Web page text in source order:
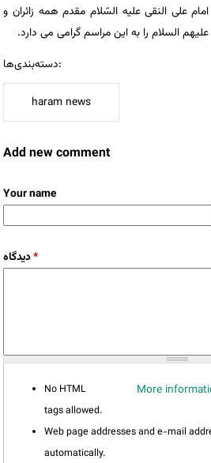
علی النقی علیه السّلام مقدم همه زائران و
السلام را به این مراسم گرامی می دارد.
دسته‌بندی‌ها:
haram news
Add new comment
Your name
دیدگاه*
More
No HTML
tags allowed.
Web page addresses and e-mail
automatically.